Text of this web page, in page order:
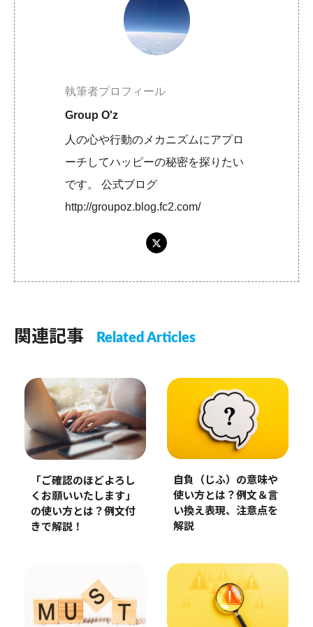
執筆者プロフィール
Group O'z
人の心や行動のメカニズムにアプロ
ーチしてハッピーの秘密を探りたい
です。 公式ブログ
http://groupoz.blog.fc2.com/
関連記事 Related Articles
「ご確認のほどよろし
くお願いいたします」
の使い方とは？例文付
きで解説！
自負（じふ）の意味や
使い方とは？例文＆言
い換え表現、注意点を
解説